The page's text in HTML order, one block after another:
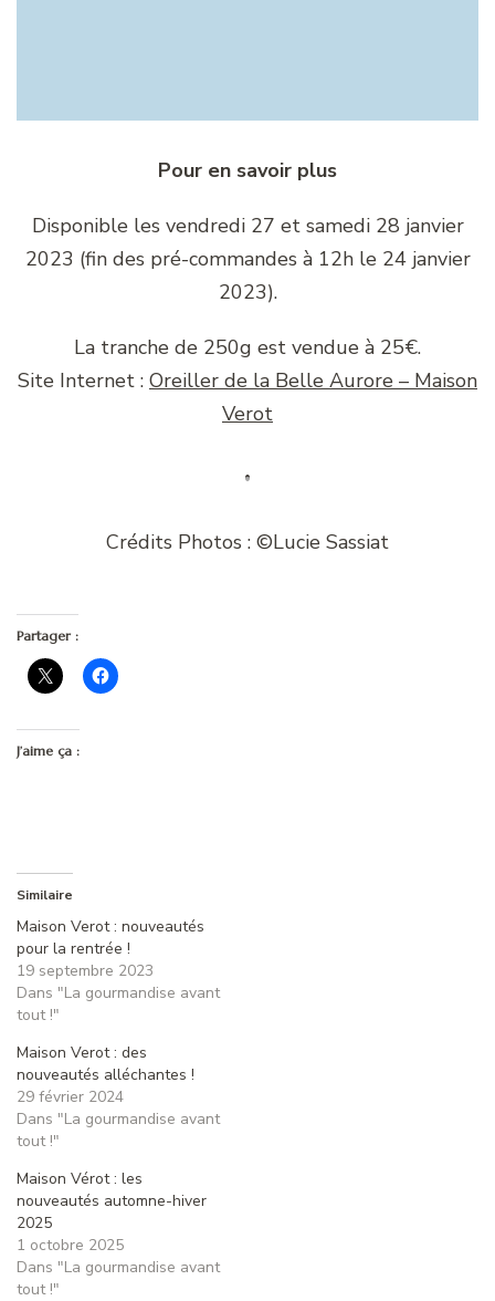
Pour en savoir plus
Disponible les vendredi 27 et samedi 28 janvier
2023 (fin des pré-commandes à 12h le 24 janvier
2023).
La tranche de 250g est vendue à 25€.
Site Internet : Oreiller de la Belle Aurore – Maison
Verot
Crédits Photos : ©Lucie Sassiat
Partager :
J’aime ça :
Similaire
Maison Verot : nouveautés
pour la rentrée !
19 septembre 2023
Dans "La gourmandise avant
tout !"
Maison Verot : des
nouveautés alléchantes !
29 février 2024
Dans "La gourmandise avant
tout !"
Maison Vérot : les
nouveautés automne-hiver
2025
1 octobre 2025
Dans "La gourmandise avant
tout !"